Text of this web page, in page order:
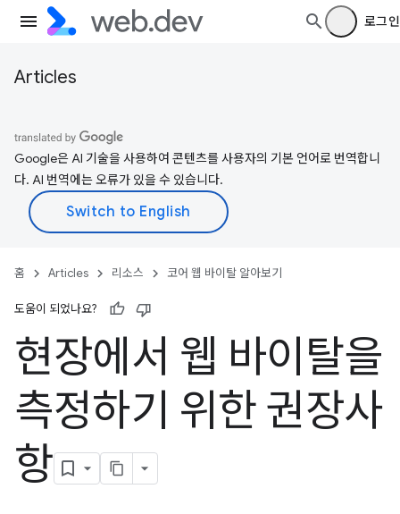
로그인
Articles
Google은 AI 기술을 사용하여 콘텐츠를 사용자의 기본 언어로 번역합니
다. AI 번역에는 오류가 있을 수 있습니다.
홈 Articles 리소스 코어 웹 바이탈 알아보기
도움이 되었나요?
현장에서 웹 바이탈을
측정하기 위한 권장사
항